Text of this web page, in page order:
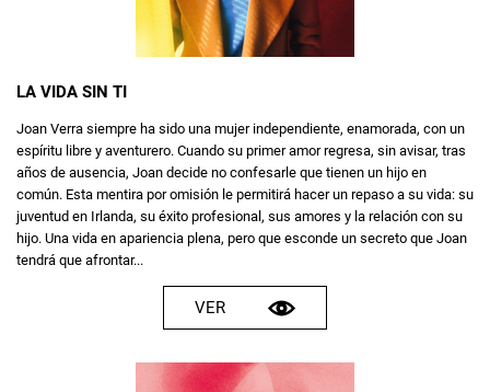
LA VIDA SIN TI
Joan Verra siempre ha sido una mujer independiente, enamorada, con un
espíritu libre y aventurero. Cuando su primer amor regresa, sin avisar, tras
años de ausencia, Joan decide no confesarle que tienen un hijo en
común. Esta mentira por omisión le permitirá hacer un repaso a su vida: su
juventud en Irlanda, su éxito profesional, sus amores y la relación con su
hijo. Una vida en apariencia plena, pero que esconde un secreto que Joan
tendrá que afrontar...
VER